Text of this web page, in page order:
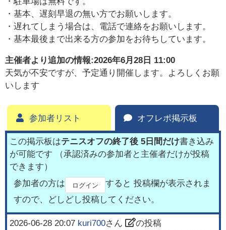
・基本、遅刻早退の無い方でお願いします。
・遅れてしまう場合は、電話で連絡をお願いします。
・基本最後まで出来る方の参加をお待ちしています。
主催者より追加の情報:2026年6月28日 11:00
天気が不安ですが、予定通り開催します。よろしくお願
いします
参加者リスト オフレポ掲示板
この掲示板はテニスオフの終了後 5日間だけ書き込み
が可能です （承認済みの参加者と主催者だけが投稿
できます）
参加者の方は
ログイン
すると 投稿欄が表示されま
すので、どしどし投稿してください。
2026-06-28 20:07 kuri700さん
の投稿